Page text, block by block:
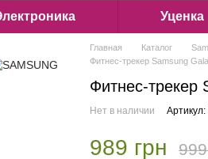
Уценка
Главная Каталог
Фитнес-трекер Samsung
Фитнес-трекер
Нет в наличии
989 грн